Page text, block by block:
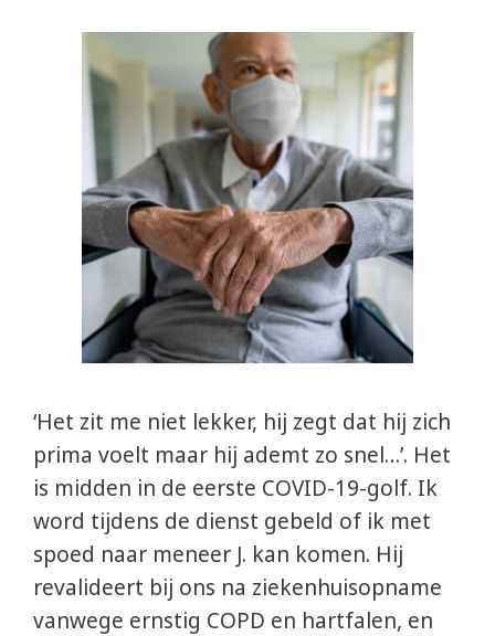
‘Het zit me niet lekker, hij zegt dat hij zich
prima voelt maar hij ademt zo snel…’. Het
is midden in de eerste COVID-19-golf. Ik
word tijdens de dienst gebeld of ik met
spoed naar meneer J. kan komen. Hij
revalideert bij ons na ziekenhuisopname
vanwege ernstig COPD en hartfalen, en